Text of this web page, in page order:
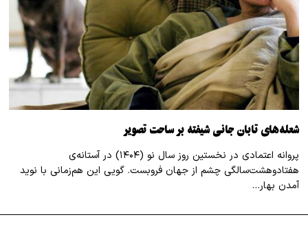
شعله‌های تابان جانی شیفته بر ساحت تصویر
پروانه اعتمادی در نخستین روز سال نو (۱۴۰۴) در آستانه‌ی
هفتادوهشت‌سالگی چشم از جهان فروبست. گویی این هم‌زمانی با نوید
آمدن بهار…